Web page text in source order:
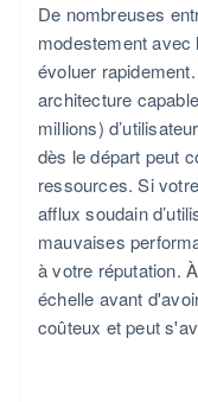
De nombreuses
modestement
évoluer
architecture
millions)
dès le départ peut
ressources. Si
afflux soudain
mauvaises
à votre réputation.
échelle avant
coûteux et peut